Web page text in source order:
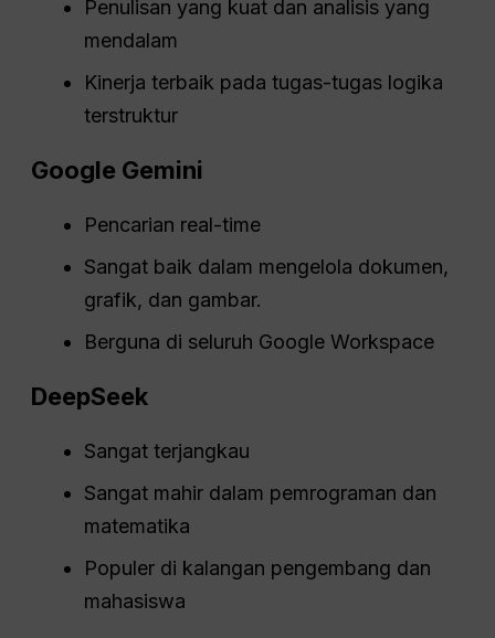
Penulisan yang kuat dan analisis yang
mendalam
Kinerja terbaik pada tugas-tugas logika
terstruktur
Google Gemini
Pencarian real-time
Sangat baik dalam mengelola dokumen,
grafik, dan gambar.
Berguna di seluruh Google Workspace
DeepSeek
Sangat terjangkau
Sangat mahir dalam pemrograman dan
matematika
Populer di kalangan pengembang dan
mahasiswa